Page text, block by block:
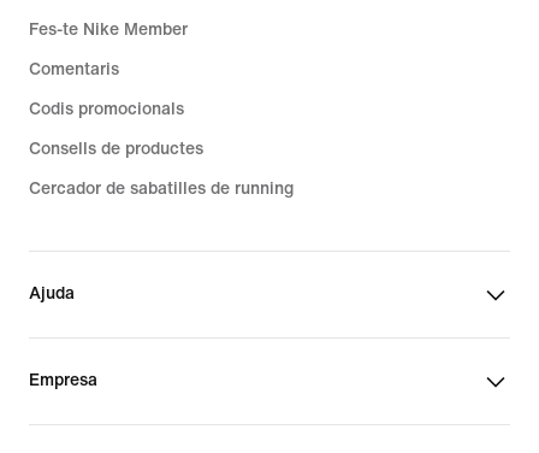
Fes-te Nike Member
Comentaris
Codis promocionals
Consells de productes
Cercador de sabatilles de running
Ajuda
Empresa